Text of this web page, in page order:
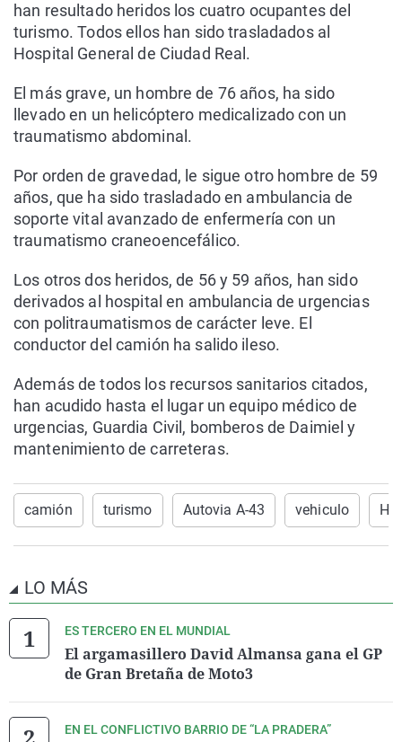
han resultado heridos los cuatro ocupantes del
turismo. Todos ellos han sido trasladados al
Hospital General de Ciudad Real.
El más grave, un hombre de 76 años, ha sido
llevado en un helicóptero medicalizado con un
traumatismo abdominal.
Por orden de gravedad, le sigue otro hombre de 59
años, que ha sido trasladado en ambulancia de
soporte vital avanzado de enfermería con un
traumatismo craneoencefálico.
Los otros dos heridos, de 56 y 59 años, han sido
derivados al hospital en ambulancia de urgencias
con politraumatismos de carácter leve. El
conductor del camión ha salido ileso.
Además de todos los recursos sanitarios citados,
han acudido hasta el lugar un equipo médico de
urgencias, Guardia Civil, bomberos de Daimiel y
mantenimiento de carreteras.
camión turismo Autovia A-43 vehiculo
LO MÁS
ES TERCERO EN EL MUNDIAL
El argamasillero David Almansa gana el GP
de Gran Bretaña de Moto3
EN EL CONFLICTIVO BARRIO DE “LA PRADERA”